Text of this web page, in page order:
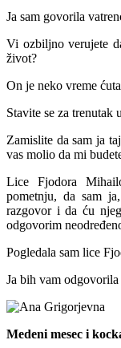
Ja sam govorila
Vi ozbiljno verujete
život?
On je neko vreme
Stavite se za trenutak
Zamislite da sam ja
vas molio da mi
Lice Fjodora
pometnju, da sam
razgovor i da ću
odgovorim
Pogledala sam lice
Ja bih vam
Medeni mesec i